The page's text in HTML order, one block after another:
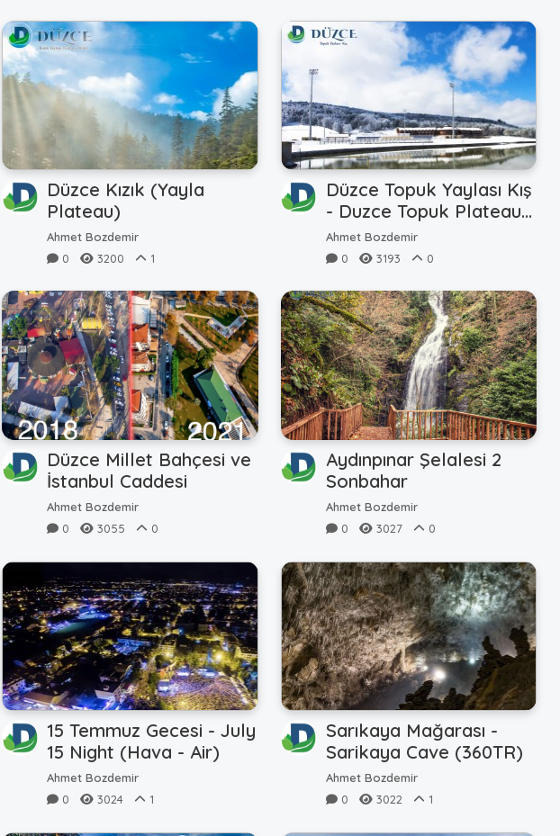
Düzce Kızık (Yayla
Plateau)
Ahmet Bozdemir
0
3200 1
Düzce Topuk Yaylası Kış
- Duzce Topuk Plateau
Winter
Ahmet Bozdemir
0
3193 0
Düzce Millet Bahçesi ve
İstanbul Caddesi
Ahmet Bozdemir
0
3055 0
Aydınpınar Şelalesi 2
Sonbahar
Ahmet Bozdemir
0
3027 0
15 Temmuz Gecesi - July
15 Night (Hava - Air)
Ahmet Bozdemir
0
3024 1
Sarıkaya Mağarası -
Sarikaya Cave (360TR)
Ahmet Bozdemir
0
3022 1